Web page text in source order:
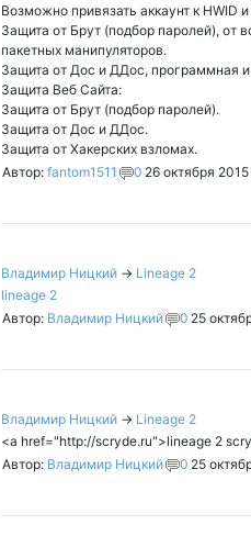
Возможно привязать аккаунт к HWID
Защита от Брут (подбор паролей), от
пакетных манипуляторов.
Защита от Дос и ДДос, программная и
Защита Веб Сайта:
Защита от Брут (подбор паролей).
Защита от Дос и ДДос.
Защита от Хакерских взломах.
Автор: fantom1511 0 26 октября
Владимир Ницкий → Lineage 2
lineage 2
Автор: Владимир Ницкий 0 25
Владимир Ницкий → Lineage 2
<a href="http://scryde.ru">lineage 2
Автор: Владимир Ницкий 0 25